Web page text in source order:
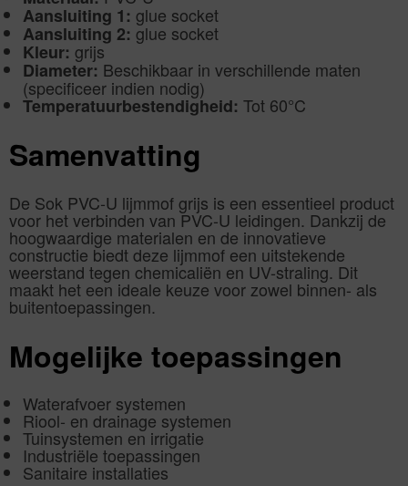
Aansluiting 1: glue socket
Aansluiting 2: glue socket
Kleur: grijs
Diameter: Beschikbaar in verschillende maten
(specificeer indien nodig)
Temperatuurbestendigheid: Tot 60°C
Samenvatting
De Sok PVC-U lijmmof grijs is een essentieel product
voor het verbinden van PVC-U leidingen. Dankzij de
hoogwaardige materialen en de innovatieve
constructie biedt deze lijmmof een uitstekende
weerstand tegen chemicaliën en UV-straling. Dit
maakt het een ideale keuze voor zowel binnen- als
buitentoepassingen.
Mogelijke toepassingen
Waterafvoer systemen
Riool- en drainage systemen
Tuinsystemen en irrigatie
Industriële toepassingen
Sanitaire installaties